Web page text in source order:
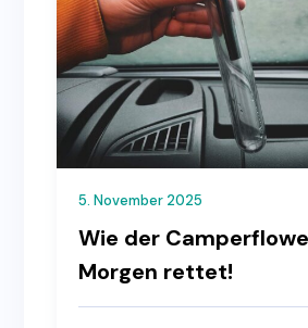
5. November 2025
Wie der
Morgen rettet!